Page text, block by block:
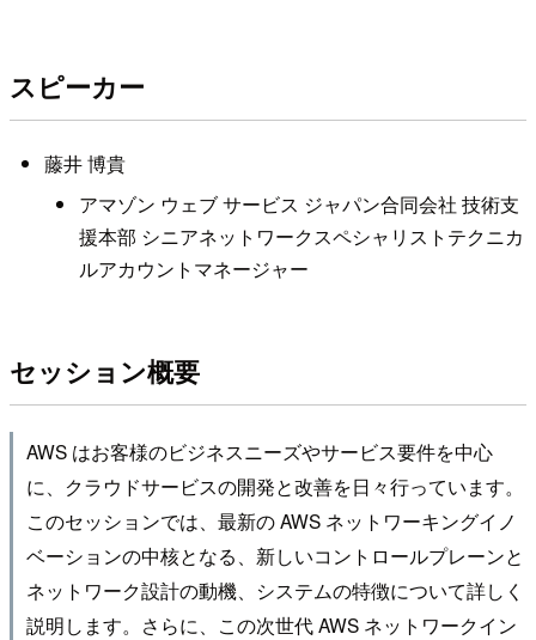
スピーカー
藤井 博貴
アマゾン ウェブ サービス ジャパン合同会社 技術支
援本部 シニアネットワークスペシャリストテクニカ
ルアカウントマネージャー
セッション概要
AWS はお客様のビジネスニーズやサービス要件を中心
に、クラウドサービスの開発と改善を日々行っています。
このセッションでは、最新の AWS ネットワーキングイノ
ベーションの中核となる、新しいコントロールプレーンと
ネットワーク設計の動機、システムの特徴について詳しく
説明します。さらに、この次世代 AWS ネットワークイン